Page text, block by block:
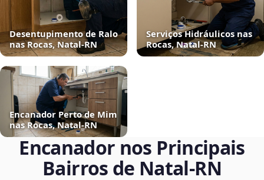
Desentupimento de Ralo
nas Rocas, Natal‑RN
Serviços Hidráulicos nas
Rocas, Natal‑RN
Encanador Perto de Mim
nas Rocas, Natal‑RN
Encanador nos Principais
Bairros de Natal‑RN